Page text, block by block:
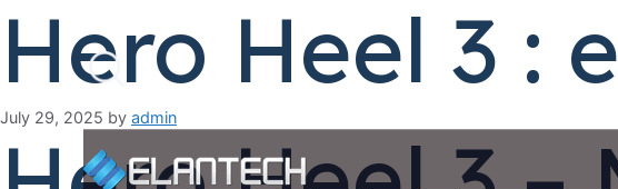
Search
Hero Heel 3 :
July 29, 2025 by admin